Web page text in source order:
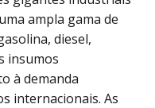
ampla gama de
diesel,
insumos
à demanda
internacionais. As